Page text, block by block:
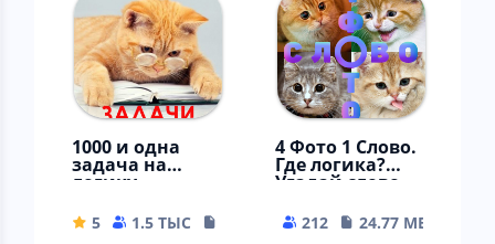
1000 и одна
задача на
логику.
е задачи
5 1.5 ТЫС
31.14 MB
4 Фото 1 Слово.
Где логика?
Угадай слово.
212
24.77 MB